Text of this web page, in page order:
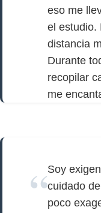
eso me
el estudio.
distancia
Durante
recopilar
me
Soy
cuidado
poco